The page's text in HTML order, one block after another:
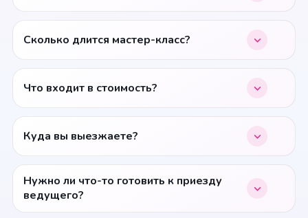
Сколько длится мастер-класс?
Что входит в стоимость?
Куда вы выезжаете?
Нужно ли что-то готовить к приезду
ведущего?